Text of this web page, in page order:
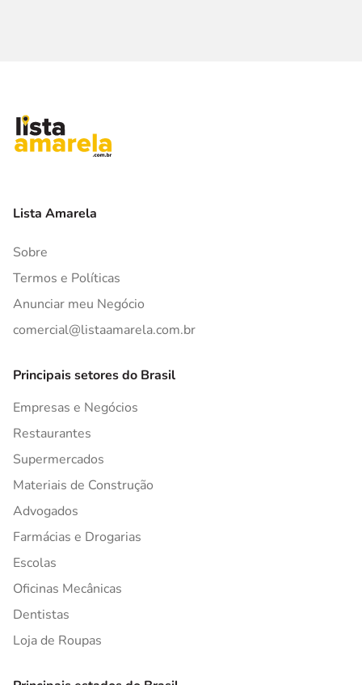
Lista Amarela
Sobre
Termos e Políticas
Anunciar meu Negócio
comercial@listaamarela.com.br
Principais setores do Brasil
Empresas e Negócios
Restaurantes
Supermercados
Materiais de Construção
Advogados
Farmácias e Drogarias
Escolas
Oficinas Mecânicas
Dentistas
Loja de Roupas